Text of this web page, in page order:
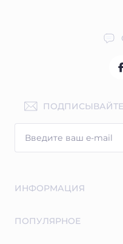
ИНФОРМАЦИЯ
Индивидуальная
ПОПУЛЯРНОЕ